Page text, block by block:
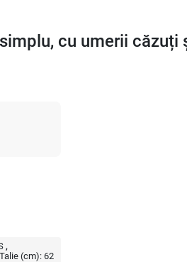
cu umerii căzuți
Talie (cm): 62